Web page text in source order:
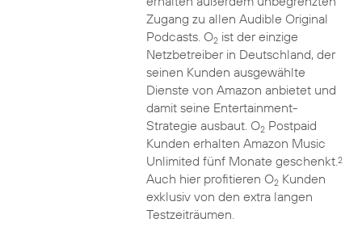
Zugang zu allen Audible Original
Podcasts. O2ist der einzige
Netzbetreiber in Deutschland, der
seinen Kunden ausgewählte
Dienste von Amazon anbietet und
damit seine Entertainment-
Strategie ausbaut. O2Postpaid
Kunden erhalten Amazon Music
Unlimited fünf Monate geschenkt.2
Auch hier profitieren O2Kunden
exklusiv von den extra langen
Testzeiträumen.